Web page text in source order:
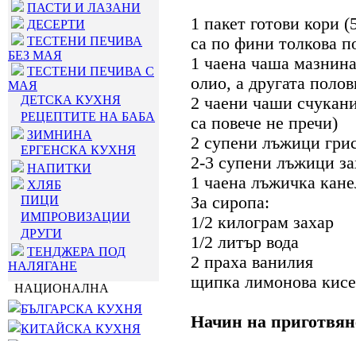
ПАСТИ И ЛАЗАНИ
ДЕСЕРТИ
ТЕСТЕНИ ПЕЧИВА
БЕЗ МАЯ
ТЕСТЕНИ ПЕЧИВА С
МАЯ
ДЕТСКА КУХНЯ
РЕЦЕПТИТЕ НА БАБА
ЗИМНИНА
ЕРГЕНСКА КУХНЯ
НАПИТКИ
ХЛЯБ
ПИЦИ
ИМПРОВИЗАЦИИ
ДРУГИ
ТЕНДЖЕРА ПОД
НАЛЯГАНЕ
НАЦИОНАЛНА
БЪЛГАРСКА КУХНЯ
КИТАЙСКА КУХНЯ
1 пакет готови кори
са по фини толкова
1 чаена чаша
олио, а другата
2 чаени чаши
са повече не пречи)
2 супени лъжици
2-3 супени лъжици
1 чаена лъжичка
За сиропа:
1/2 килограм захар
1/2 литър вода
2 праха ванилия
щипка лимонова
Начин на